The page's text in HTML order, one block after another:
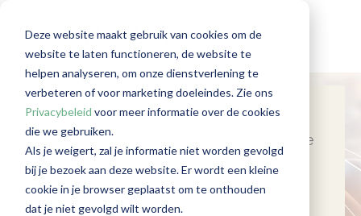
Deze website maakt gebruik van cookies om de
website te laten functioneren, de website te
helpen analyseren, om onze dienstverlening te
verbeteren of voor marketing doeleindes. Zie ons
Privacybeleid voor meer informatie over de cookies
die we gebruiken.
Als je weigert, zal je informatie niet worden gevolgd
bij je bezoek aan deze website. Er wordt een kleine
cookie in je browser geplaatst om te onthouden
dat je niet gevolgd wilt worden.
Over RegLab
Wij zijn RegLab. Marktleider in
AML-software in Nederland. Onze
digitale tool en AML-compliance
dienstverlening
maken cliëntonboarding,